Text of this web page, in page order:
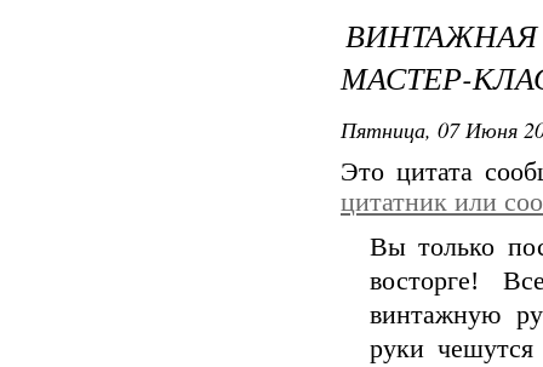
МАСТЕР-
Пятница, 07 Июня
Это цитата
цитатник или
Вы только
восторге!
винтажную
руки